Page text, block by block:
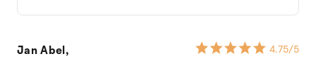
Jan Abel, 4.75/5